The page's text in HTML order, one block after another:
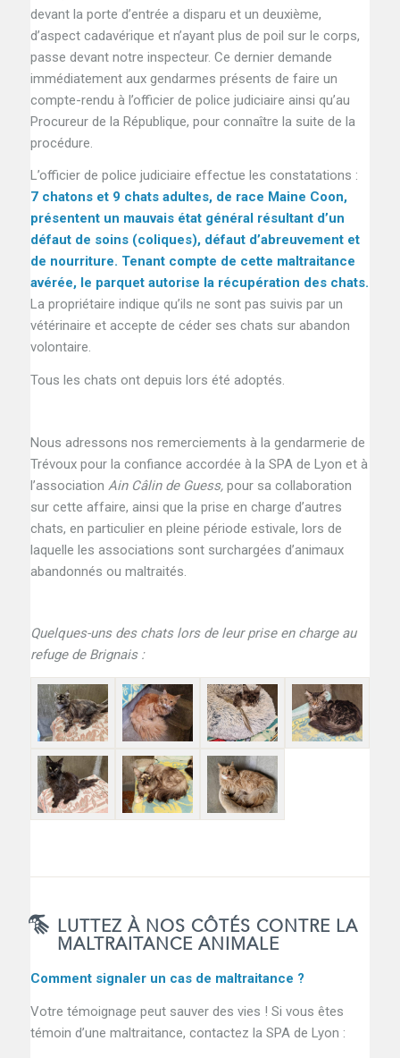
devant la porte d’entrée a disparu et un deuxième,
d’aspect cadavérique et n’ayant plus de poil sur le corps,
passe devant notre inspecteur. Ce dernier demande
immédiatement aux gendarmes présents de faire un
compte-rendu à l’officier de police judiciaire ainsi qu’au
Procureur de la République, pour connaître la suite de la
procédure.
L’officier de police judiciaire effectue les constatations :
7 chatons et 9 chats adultes, de race Maine Coon,
présentent un mauvais état général résultant d’un
défaut de soins (coliques), défaut d’abreuvement et
de nourriture. Tenant compte de cette maltraitance
avérée, le parquet autorise la récupération des chats.
La propriétaire indique qu’ils ne sont pas suivis par un
vétérinaire et accepte de céder ses chats sur abandon
volontaire.
Tous les chats ont depuis lors été adoptés.
Nous adressons nos remerciements à la gendarmerie de
Trévoux pour la confiance accordée à la SPA de Lyon et à
l’association Ain Câlin de Guess,pour sa collaboration
sur cette affaire, ainsi que la prise en charge d’autres
chats, en particulier en pleine période estivale, lors de
laquelle les associations sont surchargées d’animaux
abandonnés ou maltraités.
Quelques-uns des chats lors de leur prise en charge au
refuge de Brignais :
LUTTEZ À NOS CÔTÉS CONTRE LA
MALTRAITANCE ANIMALE
Comment signaler un cas de maltraitance ?
Votre témoignage peut sauver des vies ! Si vous êtes
témoin d’une maltraitance, contactez la SPA de Lyon :